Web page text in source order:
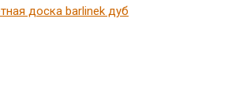
доска barlinek дуб